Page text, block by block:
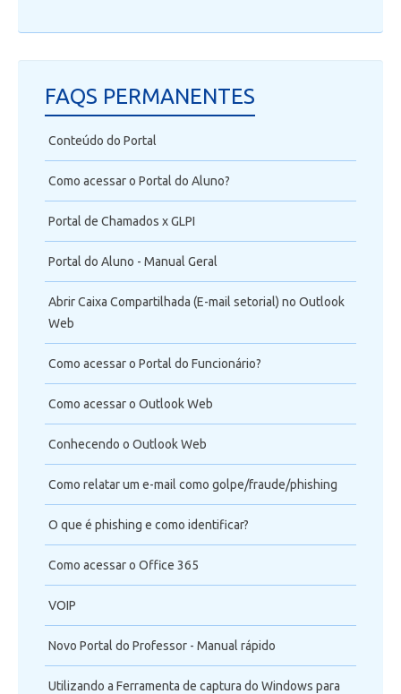
FAQS PERMANENTES
Conteúdo do Portal
Como acessar o Portal do Aluno?
Portal de Chamados x GLPI
Portal do Aluno - Manual Geral
Abrir Caixa Compartilhada (E-mail setorial) no Outlook
Web
Como acessar o Portal do Funcionário?
Como acessar o Outlook Web
Conhecendo o Outlook Web
Como relatar um e-mail como golpe/fraude/phishing
O que é phishing e como identificar?
Como acessar o Office 365
VOIP
Novo Portal do Professor - Manual rápido
Utilizando a Ferramenta de captura do Windows para